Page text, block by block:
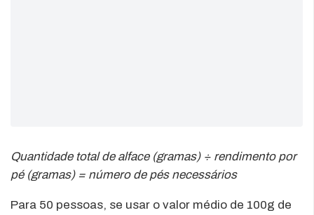
Quantidade total de alface (gramas) ÷ rendimento por
pé (gramas) = número de pés necessários
Para 50 pessoas, se usar o valor médio de 100g de